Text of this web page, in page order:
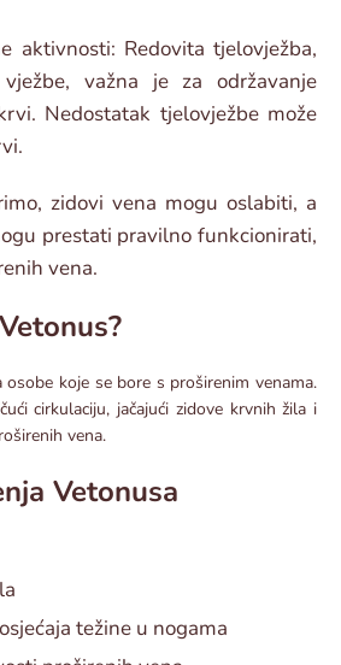
aktivnosti: Redovita tjelovježba,
važna je za održavanje
Nedostatak tjelovježbe može
zidovi vena mogu oslabiti, a
prestati pravilno funkcionirati,
vena.
osobe koje se bore s proširenim venama.
cirkulaciju, jačajući zidove krvnih žila i
vena.
Vetonusa
težine u nogama